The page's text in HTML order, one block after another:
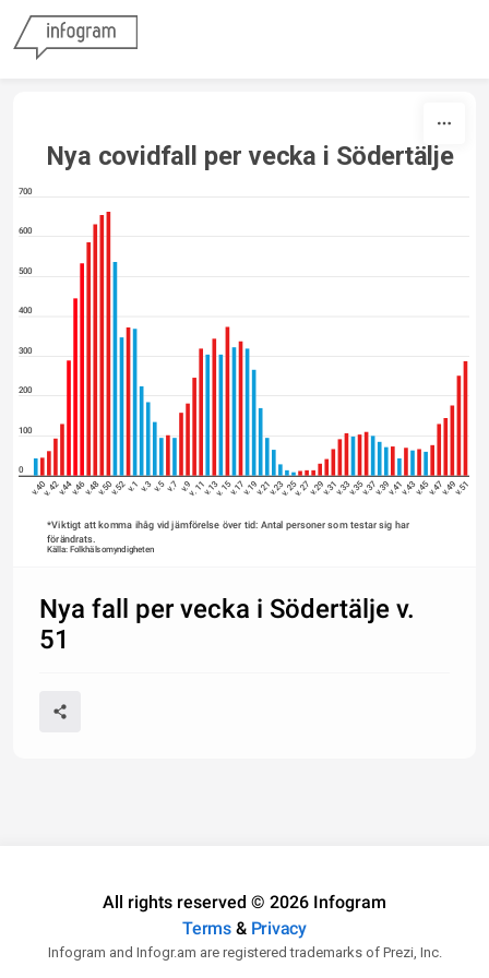
Nya covidfall per vecka i Södertälje
700
600
500
400
300
200
100
0
v.40v. 42v.44v.46v.48v.50v.52v.1 v.3v.5v.7 v.9v. 11v.13v. 15v.17v.19v.21v.23v. 25v. 27v.29v.31v.33v.35v.37v.39v.41v.43v.45v.47v.49v.51
*Viktigt att komma ihåg vid jämförelse över tid: Antal personer som testar sig har
förändrats.
Källa: Folkhälsomyndigheten
Nya fall per vecka i Södertälje v.
51
All rights reserved © 2026 Infogram
Terms& Privacy
Infogram and Infogr.am are registered trademarks of Prezi, Inc.